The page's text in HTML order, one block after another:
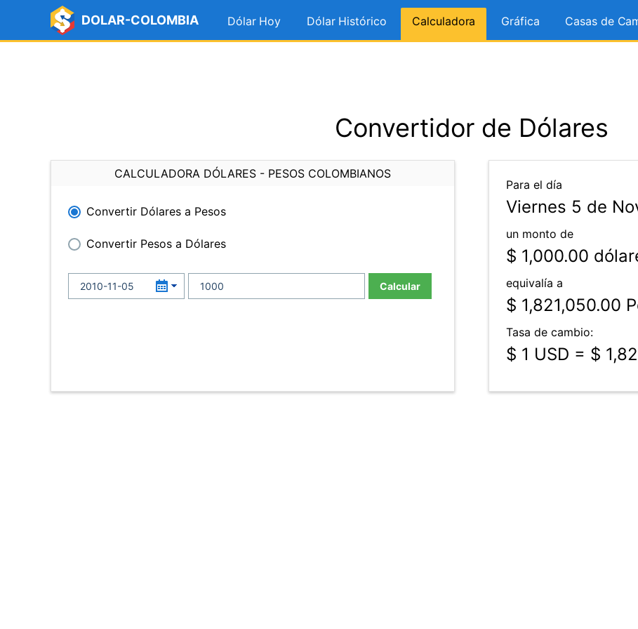
DOLAR-COLOMBIA Dólar Hoy Dólar Histórico Calculadora Gráfica Casas de
Convertidor de Dólares
CALCULADORA DÓLARES - PESOS COLOMBIANOS
Convertir Dólares a Pesos
Convertir Pesos a Dólares
Calcular
Para el día
Viernes 5 de
un monto de
$ 1,000.00
equivalía a
$ 1,821,050.00
Tasa de cambio:
$ 1 USD = $